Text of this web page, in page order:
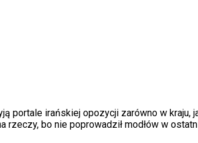
portale irańskiej opozycji zarówno w
rzeczy, bo nie poprowadził modłów w